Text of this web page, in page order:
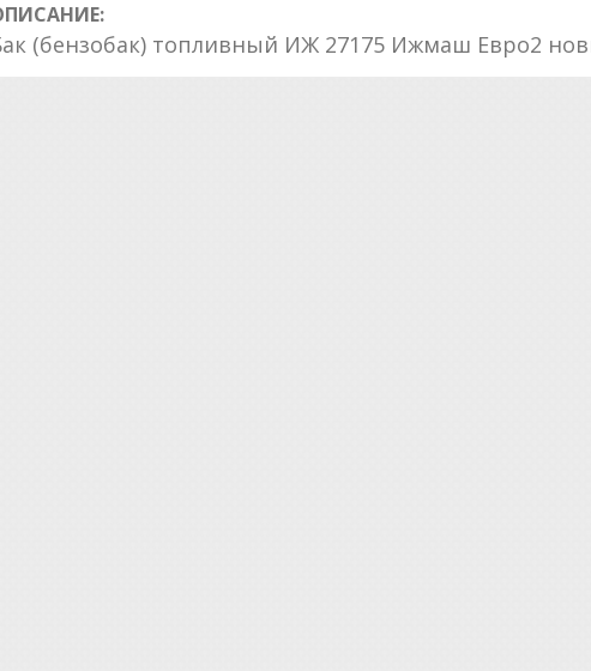
(бензобак) топливный ИЖ 27175 Ижмаш Евро2